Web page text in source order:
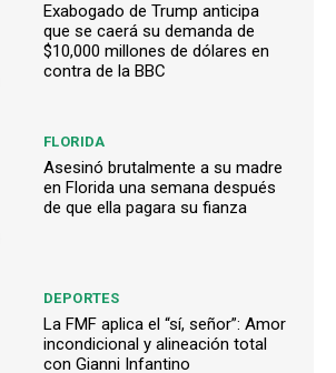
Exabogado de Trump anticipa
que se caerá su demanda de
$10,000 millones de dólares en
contra de la BBC
FLORIDA
Asesinó brutalmente a su madre
en Florida una semana después
de que ella pagara su fianza
DEPORTES
La FMF aplica el “sí, señor”: Amor
incondicional y alineación total
con Gianni Infantino